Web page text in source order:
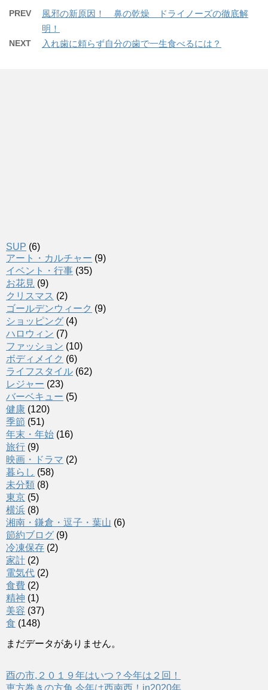
PREV
風邪の新原因！ 鼻の乾燥 ドライノーズの徹底解
明！
NEXT 入れ歯に頼らず自分の歯で一生食べるには？
SUP (6)
アート・カルチャー (9)
イベント・行事 (35)
お花見 (9)
クリスマス (2)
ゴールデンウィーク (9)
ショッピング (4)
ハロウィン (7)
ファッション (10)
ボディメイク (6)
ライフスタイル (62)
レジャー (23)
バーベキュー (5)
健康 (120)
季節 (51)
年末・年始 (16)
旅行 (9)
映画・ドラマ (2)
暮らし (58)
未分類 (8)
東京 (5)
横浜 (8)
湘南・鎌倉・逗子・葉山 (6)
節約ブログ (9)
冷凍保存 (2)
家計 (2)
電気代 (2)
食費 (2)
精神 (1)
美容 (37)
食 (148)
まだデータがありません。
酉の市,２０１９年はいつ？今年は２回！
恵方巻きの方角,今年は西南西！in2020年